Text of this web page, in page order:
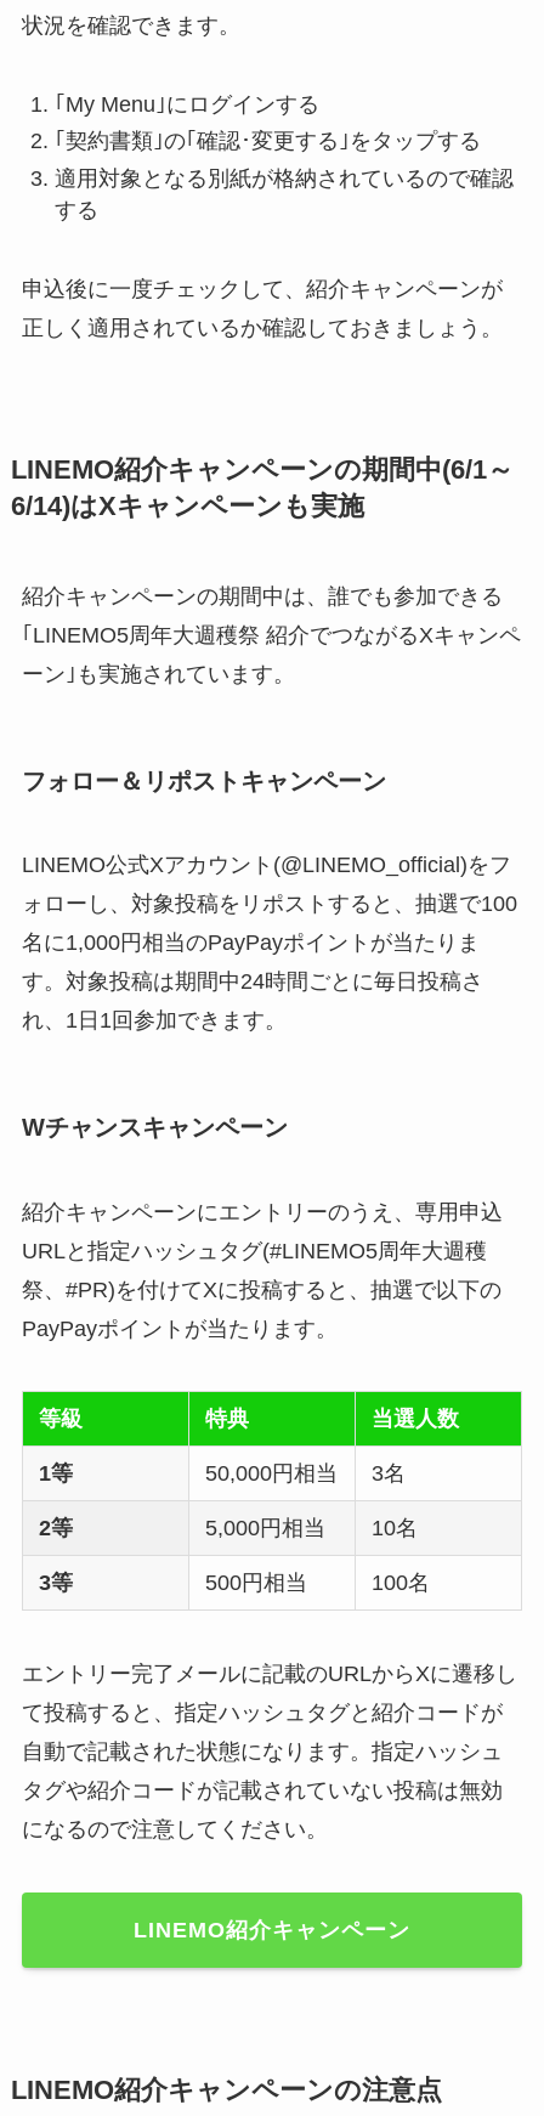
状況を確認できます。
｢My Menu｣にログインする
｢契約書類｣の｢確認･変更する｣をタップする
適用対象となる別紙が格納されているので確認
する
申込後に一度チェックして、紹介キャンペーンが
正しく適用されているか確認しておきましょう。
LINEMO紹介キャンペーンの期間中(6/1～
6/14)はXキャンペーンも実施
紹介キャンペーンの期間中は、誰でも参加できる
｢LINEMO5周年大週穫祭 紹介でつながるXキャンペ
ーン｣も実施されています。
フォロー＆リポストキャンペーン
LINEMO公式Xアカウント(@LINEMO_official)をフ
ォローし、対象投稿をリポストすると、抽選で100
名に1,000円相当のPayPayポイントが当たりま
す。対象投稿は期間中24時間ごとに毎日投稿さ
れ、1日1回参加できます。
Wチャンスキャンペーン
紹介キャンペーンにエントリーのうえ、専用申込
URLと指定ハッシュタグ(#LINEMO5周年大週穫
祭、#PR)を付けてXに投稿すると、抽選で以下の
PayPayポイントが当たります。
等級 特典 当選人数
1等 50,000円相当 3名
2等 5,000円相当 10名
3等 500円相当 100名
エントリー完了メールに記載のURLからXに遷移し
て投稿すると、指定ハッシュタグと紹介コードが
自動で記載された状態になります。指定ハッシュ
タグや紹介コードが記載されていない投稿は無効
になるので注意してください。
LINEMO紹介キャンペーン
LINEMO紹介キャンペーンの注意点